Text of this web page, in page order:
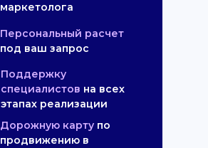
маркетолога
Персональный расчет
под ваш запрос
Поддержку
специалистов на всех
этапах реализации
Дорожную карту по
продвижению в